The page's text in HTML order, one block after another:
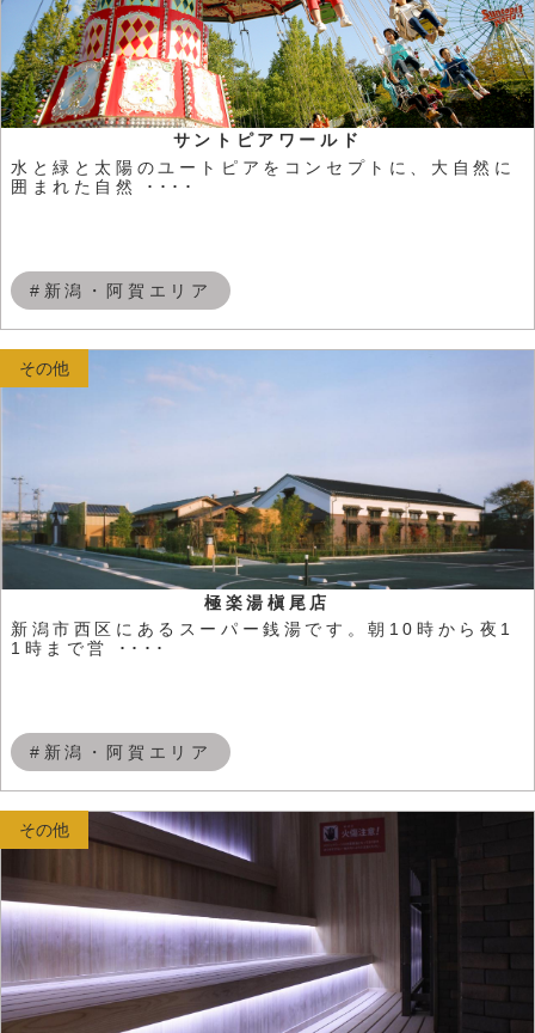
サントピアワールド
水と緑と太陽のユートピアをコンセプトに、大自然に
囲まれた自然 ････
#新潟・阿賀エリア
極楽湯槇尾店
新潟市西区にあるスーパー銭湯です。朝10時から夜1
1時まで営 ････
#新潟・阿賀エリア
その他
その他